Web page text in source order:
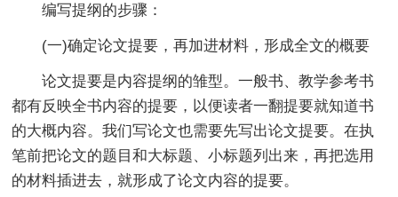
编写提纲的步骤：
(一)确定论文提要，再加进材料，形成全文的概要
论文提要是内容提纲的雏型。一般书、教学参考书
都有反映全书内容的提要，以便读者一翻提要就知道书
的大概内容。我们写论文也需要先写出论文提要。在执
笔前把论文的题目和大标题、小标题列出来，再把选用
的材料插进去，就形成了论文内容的提要。